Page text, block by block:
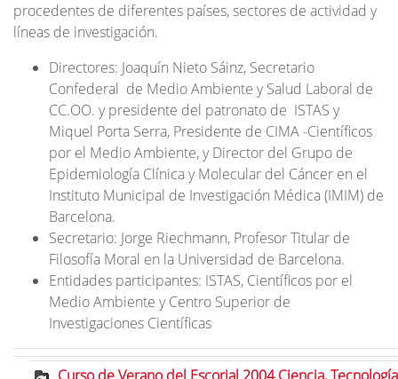
procedentes de diferentes países, sectores de actividad y
líneas de investigación.
Directores: Joaquín Nieto Sáinz, Secretario
Confederal de Medio Ambiente y Salud Laboral de
CC.OO. y presidente del patronato de ISTAS y
Miquel Porta Serra, Presidente de CIMA -Científicos
por el Medio Ambiente, y Director del Grupo de
Epidemiología Clínica y Molecular del Cáncer en el
Instituto Municipal de Investigación Médica (IMIM) de
Barcelona.
Secretario: Jorge Riechmann, Profesor Titular de
Filosofía Moral en la Universidad de Barcelona.
Entidades participantes: ISTAS, Científicos por el
Medio Ambiente y Centro Superior de
Investigaciones Científicas